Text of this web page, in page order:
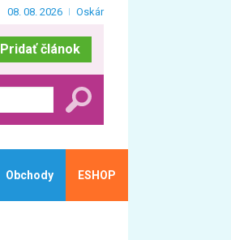
08. 08. 2026 Oskár
Pridať článok
Obchody ESHOP